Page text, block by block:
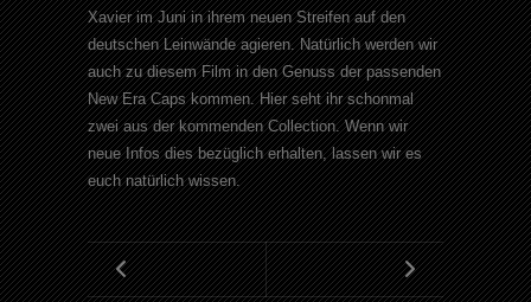
Xavier im Juni in ihrem neuen Streifen auf den
deutschen Leinwände agieren. Natürlich werden wir
auch zu diesem Film in den Genuss der passenden
New Era Caps kommen. Hier seht ihr schonmal
zwei aus der kommenden Collection. Wenn wir
neue Infos dies bezüglich erhalten, lassen wir es
euch natürlich wissen.